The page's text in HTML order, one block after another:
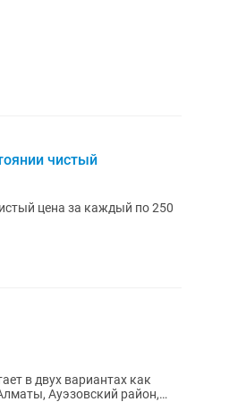
чистый
цена за каждый по 250
в двух вариантах как
Ауэзовский район,